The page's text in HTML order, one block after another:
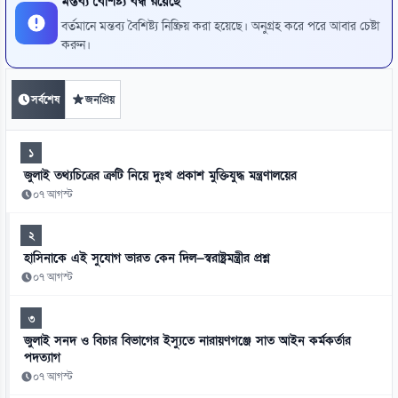
বর্তমানে মন্তব্য বৈশিষ্ট্য নিষ্ক্রিয় করা হয়েছে। অনুগ্রহ করে পরে আবার চেষ্টা
করুন।
সর্বশেষ জনপ্রিয়
১
জুলাই তথ্যচিত্রের ত্রুটি নিয়ে দুঃখ প্রকাশ মুক্তিযুদ্ধ মন্ত্রণালয়ের
০৭ আগস্ট
২
হাসিনাকে এই সুযোগ ভারত কেন দিল—স্বরাষ্ট্রমন্ত্রীর প্রশ্ন
০৭ আগস্ট
৩
জুলাই সনদ ও বিচার বিভাগের ইস্যুতে নারায়ণগঞ্জে সাত আইন কর্মকর্তার
পদত্যাগ
০৭ আগস্ট